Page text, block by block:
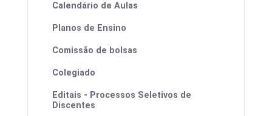
Calendário de Aulas
Planos de Ensino
Comissão de bolsas
Colegiado
Editais - Processos Seletivos de
Discentes